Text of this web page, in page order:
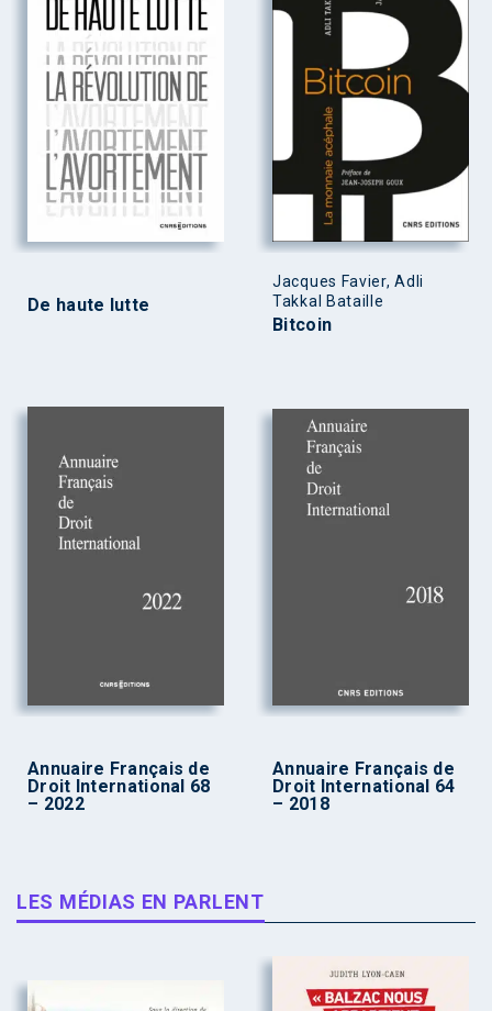
De haute lutte
Jacques Favier, Adli
Takkal Bataille
Bitcoin
Annuaire Français de
Droit International 68
– 2022
Annuaire Français de
Droit International 64
– 2018
LES MÉDIAS EN PARLENT